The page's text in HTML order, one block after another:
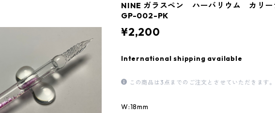
NINE ガラスペン ハーバリウム カリ
GP-002-PK
¥2,200
International shipping available
この商品は3点までのご注文とさせていただきます。
W:18mm